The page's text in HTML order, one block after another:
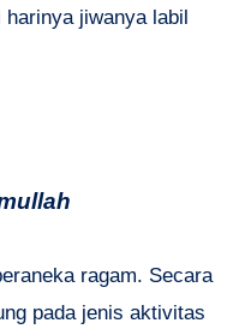
jiwanya labil
ragam. Secara
pada jenis aktivitas